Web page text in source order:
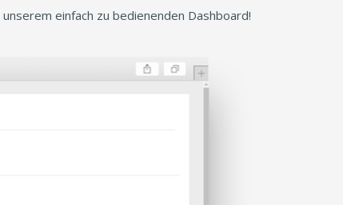
einfach zu bedienenden Dashboard!